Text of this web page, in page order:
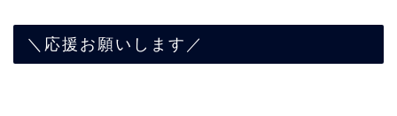
＼応援お願いします／